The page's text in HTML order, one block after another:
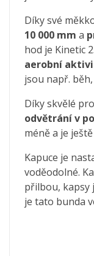
Díky své
10 000 mm a
hod je Kinetic
aerobní
jsou např.
Díky skvělé
odvětrání v
méně a je
Kapuce je
voděodolné.
přilbou, kapsy
je tato bunda